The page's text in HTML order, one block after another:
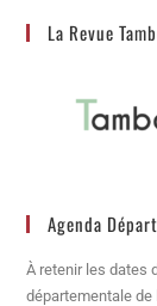
La Revue
Agenda
À retenir les dates
départementale de